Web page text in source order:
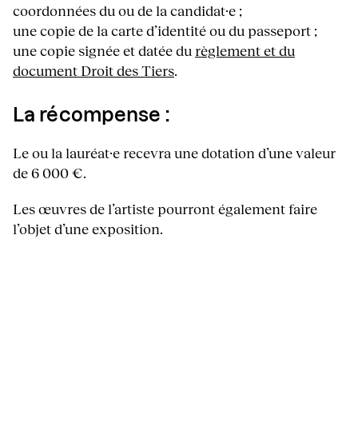
coordonnées du ou de la candidat·e ;
une copie de la carte d’identité ou du passeport ;
une copie signée et datée durèglement et du
document Droit des Tiers.
La récompense :
Le ou la lauréat·e recevra une dotation d’une valeur
de 6 000 €.
Les œuvres de l’artiste pourront également faire
l’objet d’une exposition.